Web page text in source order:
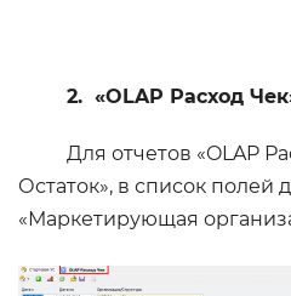
2. «OLAP Расход
Для отчетов «OLAP
Остаток», в список полей
«Маркетирующая